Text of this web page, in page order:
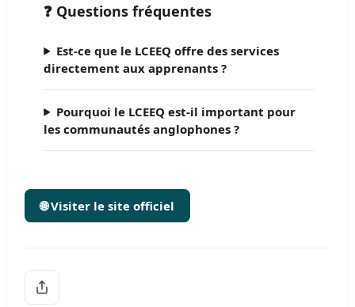
❓ Questions fréquentes
Est-ce que le LCEEQ offre des services
directement aux apprenants ?
Pourquoi le LCEEQ est-il important pour
les communautés anglophones ?
🌐 Visiter le site officiel